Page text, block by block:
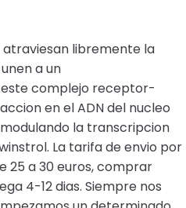
atraviesan libremente la
a un
complejo receptor-
en el ADN del nucleo
la transcripcion
La tarifa de envio por
25 a 30 euros, comprar
4-12 dias. Siempre nos